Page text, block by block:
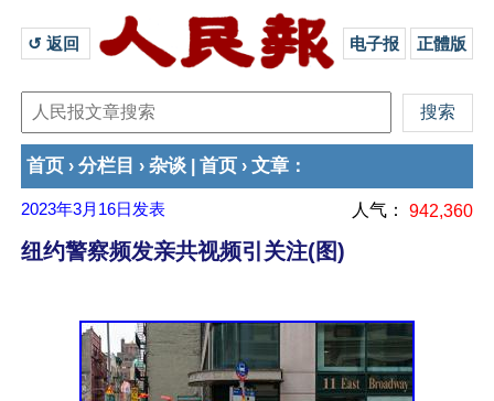
↺ 返回 电子报 正體版
首页 › 分栏目 › 杂谈 首页 › 文章 ：
2023年3月16日 发表 人气： 942,360
纽约警察频发亲共视频引关注(图)